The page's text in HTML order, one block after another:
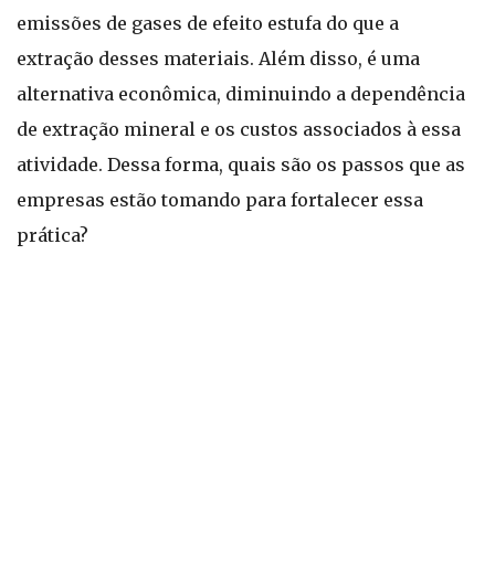
emissões de gases de efeito estufa do que a
extração desses materiais. Além disso, é uma
alternativa econômica, diminuindo a dependência
de extração mineral e os custos associados à essa
atividade. Dessa forma, quais são os passos que as
empresas estão tomando para fortalecer essa
prática?